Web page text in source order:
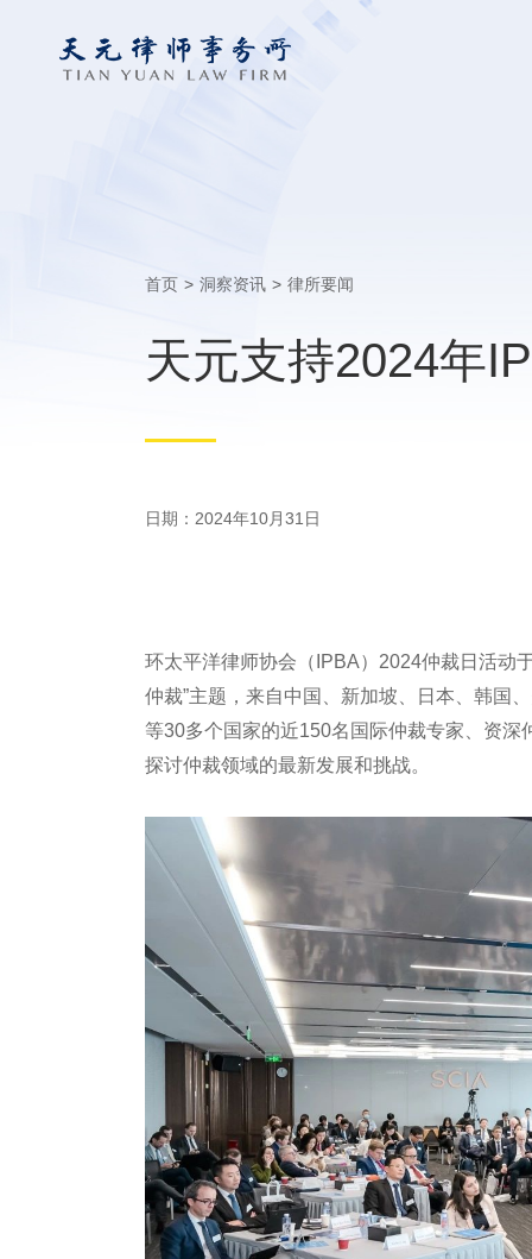
首页 > 洞察资讯 > 律所要闻
天元支持2024年
日期：2024年10月31日
环太平洋律师协会（IPBA）2024仲裁日活动
仲裁”主题，来自中国、新加坡、日本、韩国
等30多个国家的近150名国际仲裁专家、资
探讨仲裁领域的最新发展和挑战。